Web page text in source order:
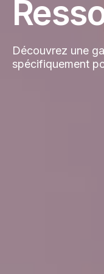
Découvrez une
spécifiquement